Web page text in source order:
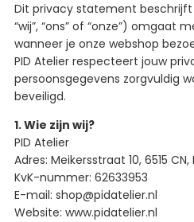
Dit privacy statement beschrijft
“wij”, “ons” of “onze”) omgaat
wanneer je onze webshop
PID Atelier respecteert jouw
persoonsgegevens zorgvuldig
beveiligd.
1. Wie zijn wij?
PID Atelier
Adres: Meikersstraat 10, 6515
KvK-nummer: 62633953
E-mail: shop@pidatelier.nl
Website: www.pidatelier.nl